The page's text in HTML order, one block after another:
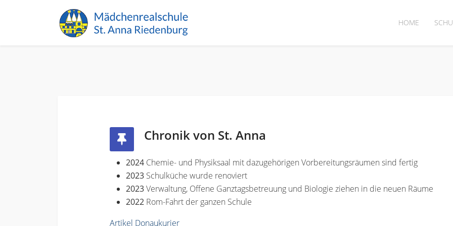
HOME
Chronik von St. Anna
2024 Chemie- und Physiksaal mit dazugehörigen Vorbereitungsräumen sind fertig
2023 Schulküche wurde renoviert
2023Verwaltung, Offene Ganztagsbetreuung und Biologie ziehen in die neuen Räume
2022 Rom-Fahrt der ganzen Schule
Artikel Donaukurier